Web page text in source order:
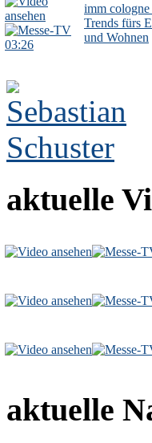
03:26
imm cologne
Trends fürs
und Wohnen
aktuelle
aktuelle